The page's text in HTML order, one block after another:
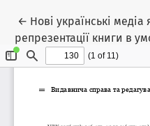
← Повернутися до
Нові українські медіа
репрезентації книги в